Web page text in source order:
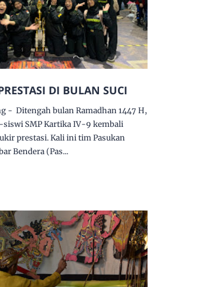
BERPRESTASI DI BULAN SUCI
- Ditengah bulan Ramadhan 1447 H,
siswi SMP Kartika IV-9 kembali
prestasi. Kali ini tim Pasukan
Bendera (Pas...